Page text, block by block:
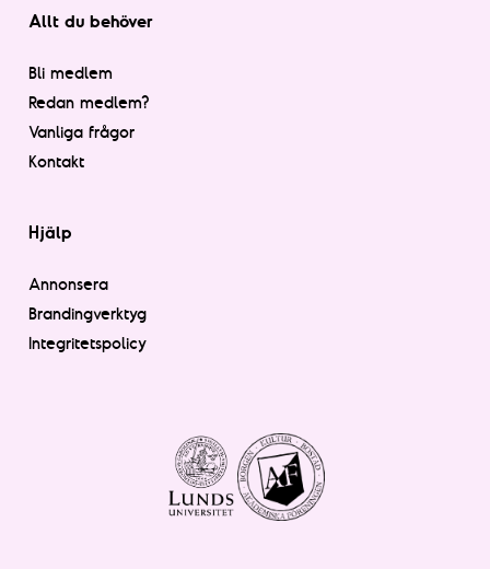
Allt du behöver
Bli medlem
Redan medlem?
Vanliga frågor
Kontakt
Hjälp
Annonsera
Brandingverktyg
Integritetspolicy